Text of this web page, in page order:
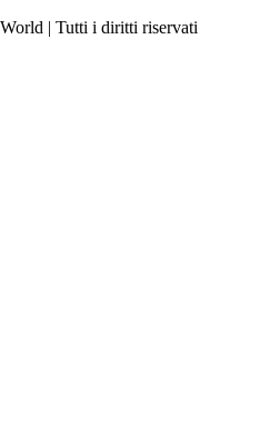
| Tutti i diritti riservati